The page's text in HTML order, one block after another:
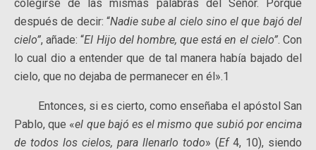
colegirse de las mismas palabras del Señor. Porque
después de decir: “Nadie sube al cielo sino el que bajó del
cielo”, añade: “El Hijo del hombre, que está en el cielo”. Con
lo cual dio a entender que de tal manera había bajado del
cielo, que no dejaba de permanecer en él».1
Entonces, si es cierto, como enseñaba el apóstol San
Pablo, que «el que bajó es el mismo que subió por encima
de todos los cielos, para llenarlo todo» (Ef4, 10), siendo